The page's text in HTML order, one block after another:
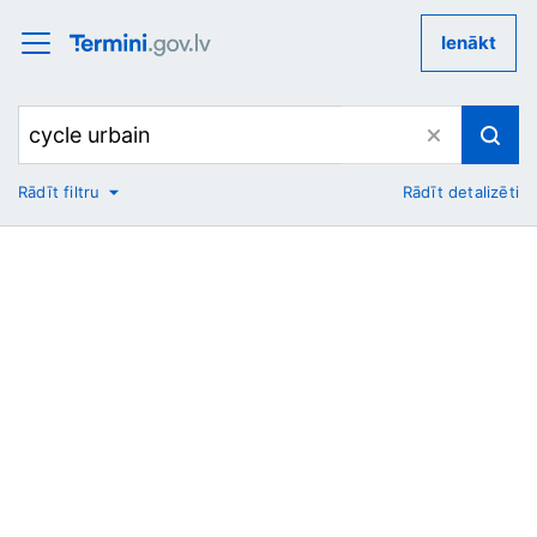
Ienākt
No
Rādīt filtru Rādīt detalizēti